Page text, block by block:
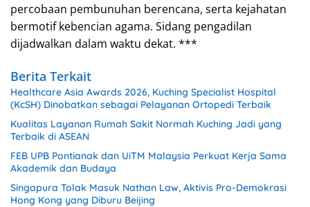
percobaan pembunuhan berencana, serta kejahatan
bermotif kebencian agama. Sidang pengadilan
dijadwalkan dalam waktu dekat. ***
Berita Terkait
Healthcare Asia Awards 2026, Kuching Specialist Hospital
(KcSH) Dinobatkan sebagai Pelayanan Ortopedi Terbaik
Kualitas Layanan Rumah Sakit Normah Kuching Jadi yang
Terbaik di ASEAN
FEB UPB Pontianak dan UiTM Malaysia Perkuat Kerja Sama
Akademik dan Budaya
Singapura Tolak Masuk Nathan Law, Aktivis Pro-Demokrasi
Hong Kong yang Diburu Beijing